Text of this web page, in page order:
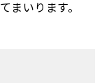
まいります。